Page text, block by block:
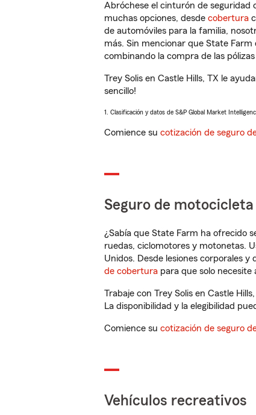
Abróchese el cinturón de seguridad
muchas opciones, desde cobertura
de automóviles para la familia,
más. Sin mencionar que State Farm
combinando la compra de las
Trey Solis en Castle Hills, TX le
sencillo!
1. Clasificación y datos de S&P Global Market
Comience su cotización de seguro
Seguro de motocicleta
¿Sabía que State Farm ha ofrecido
ruedas, ciclomotores y motonetas.
Unidos. Desde lesiones corporales
de cobertura para que solo necesite
Trabaje con Trey Solis en Castle
La disponibilidad y la elegibilidad
Comience su cotización de seguro
Vehículos recreativos